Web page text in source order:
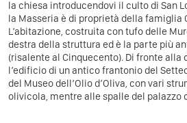
la chiesa introducendovi il culto di San
la Masseria è di proprietà della famiglia
L’abitazione, costruita con tufo delle
destra della struttura ed è la parte più
(risalente al Cinquecento). Di fronte alla
l’edificio di un antico frantonio del
del Museo dell’Olio d’Oliva, con vari
olivicola, mentre alle spalle del palazzo